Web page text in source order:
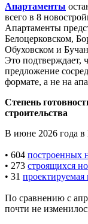
Апартаменты
всего в 8
Апартаменты
Белоцерковском,
Обуховском и
Это подтверждает,
предложение
формате, а не на
Степень
строительства
В июне 2026 года в
• 604 построенных
• 273 строящихся
• 31 проектируемая
По сравнению с
почти не